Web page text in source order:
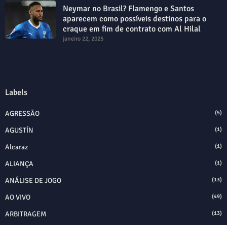
Neymar no Brasil? Flamengo e Santos
aparecem como possíveis destinos para o
craque em fim de contrato com Al Hilal
janeiro 22, 2025
Labels
AGRESSÃO (5)
AGUSTÍN (1)
Alcaraz (1)
ALIANÇA (1)
ANÁLISE DE JOGO (13)
AO VIVO (49)
ARBITRAGEM (13)